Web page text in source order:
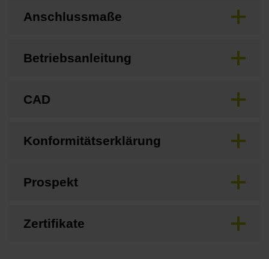
Anschlussmaße
Betriebsanleitung
CAD
Konformitätserklärung
Prospekt
Zertifikate